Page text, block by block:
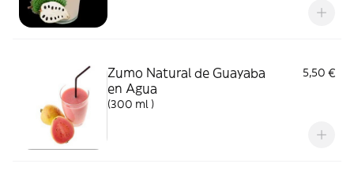
Zumo Natural de Guayaba
en Agua
5,50 €
(300 ml )